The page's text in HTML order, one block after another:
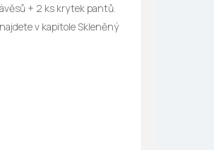
+ 2 ks krytek pantů.
v kapitole Skleněný